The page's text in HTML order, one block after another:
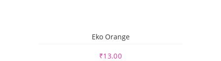
Eko Orange
₹13.00